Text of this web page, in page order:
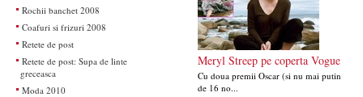
Rochii banchet 2008
Coafuri si frizuri 2008
Retete de post
Retete de post: Supa de linte
greceasca
Moda 2010
Meryl Streep pe coperta Vogue
Cu doua premii Oscar (si nu mai putin
de 16 no...